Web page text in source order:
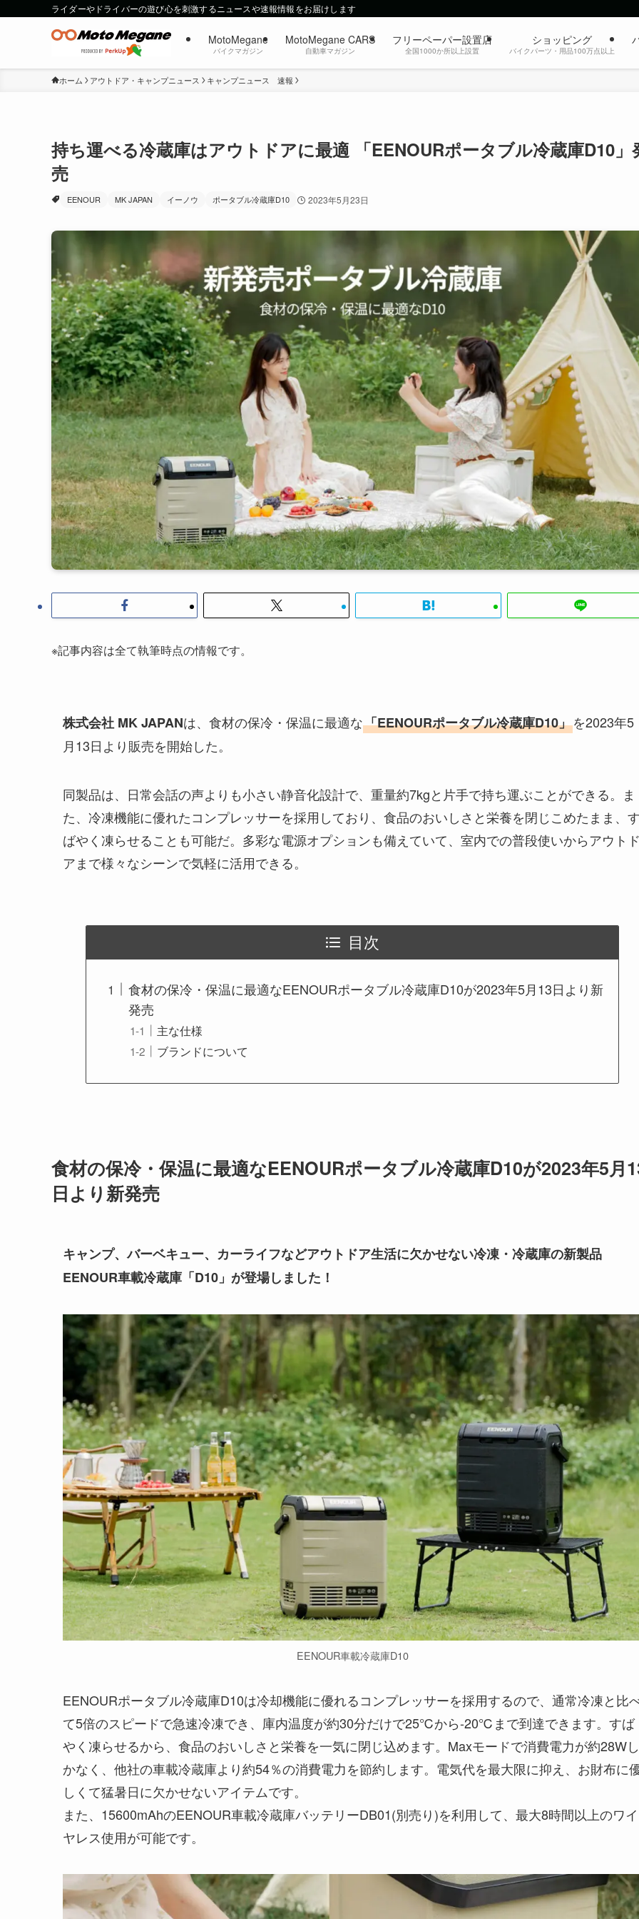
ライダーやドライバーの遊び心を刺激するニュースや速報情報をお届けします
MotoMegane
バイクマガジン
MotoMegane CARS
自動車マガジン
フリーペーパー設置店
全国1000か所以上設置
ショッピング
バイクパーツ・用品100万点以上
ホーム アウトドア・キャンプニュース キャンプニュース 速報
持ち運べる冷蔵庫はアウトドアに最適 「EENOURポータブル冷蔵庫D10」
売
EENOUR MK JAPAN イーノウ ポータブル冷蔵庫D10 2023年5月23日
※記事内容は全て執筆時点の情報です。
株式会社 MK JAPANは、食材の保冷・保温に最適な「EENOURポータブル冷蔵庫D10」を2023年5
月13日より販売を開始した。
同製品は、日常会話の声よりも小さい静音化設計で、重量約7kgと片手で持ち運ぶことができる。ま
た、冷凍機能に優れたコンプレッサーを採用しており、食品のおいしさと栄養を閉じこめたまま、
ばやく凍らせることも可能だ。多彩な電源オプションも備えていて、室内での普段使いからアウト
アまで様々なシーンで気軽に活用できる。
目次
食材の保冷・保温に最適なEENOURポータブル冷蔵庫D10が2023年5月13日より新
発売
主な仕様
​ブランドについて
食材の保冷・保温に最適なEENOURポータブル冷蔵庫D10が2023年5月
日より新発売
キャンプ、バーベキュー、カーライフなどアウトドア生活に欠かせない冷凍・冷蔵庫の新製品
EENOUR車載冷蔵庫「D10」が登場しました！
EENOUR車載冷蔵庫D10
EENOURポータブル冷蔵庫D10は冷却機能に優れるコンプレッサーを採用するので、通常冷凍と比
て5倍のスピードで急速冷凍でき、庫内温度が約30分だけで25℃から‐20℃まで到達できます。すば
やく凍らせるから、食品のおいしさと栄養を一気に閉じ込めます。Maxモードで消費電力が約28Wし
かなく、他社の車載冷蔵庫より約54％の消費電力を節約します。電気代を最大限に抑え、お財布に
しくて猛暑日に欠かせないアイテムです。
また、15600mAhのEENOUR車載冷蔵庫バッテリーDB01(別売り)を利用して、最大8時間以上のワイ
ヤレス使用が可能です。